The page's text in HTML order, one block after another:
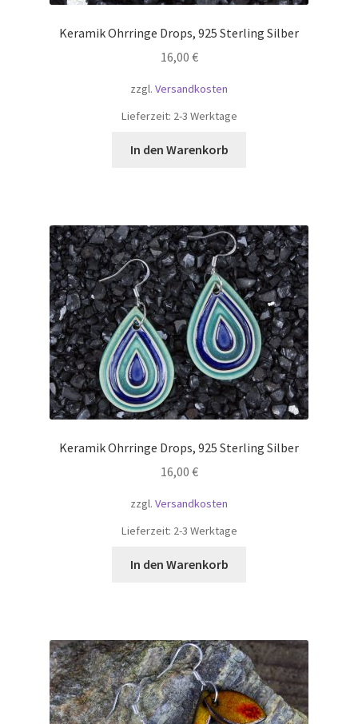
Keramik Ohrringe Drops, 925 Sterling Silber
16,00 €
zzgl. Versandkosten
Lieferzeit: 2-3 Werktage
In den Warenkorb
Keramik Ohrringe Drops, 925 Sterling Silber
16,00 €
zzgl. Versandkosten
Lieferzeit: 2-3 Werktage
In den Warenkorb